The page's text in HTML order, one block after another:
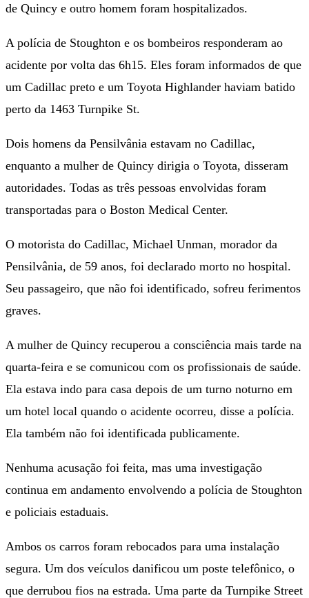
de Quincy e outro homem foram hospitalizados.
A polícia de Stoughton e os bombeiros responderam ao
acidente por volta das 6h15. Eles foram informados de que
um Cadillac preto e um Toyota Highlander haviam batido
perto da 1463 Turnpike St.
Dois homens da Pensilvânia estavam no Cadillac,
enquanto a mulher de Quincy dirigia o Toyota, disseram
autoridades. Todas as três pessoas envolvidas foram
transportadas para o Boston Medical Center.
O motorista do Cadillac, Michael Unman, morador da
Pensilvânia, de 59 anos, foi declarado morto no hospital.
Seu passageiro, que não foi identificado, sofreu ferimentos
graves.
A mulher de Quincy recuperou a consciência mais tarde na
quarta-feira e se comunicou com os profissionais de saúde.
Ela estava indo para casa depois de um turno noturno em
um hotel local quando o acidente ocorreu, disse a polícia.
Ela também não foi identificada publicamente.
Nenhuma acusação foi feita, mas uma investigação
continua em andamento envolvendo a polícia de Stoughton
e policiais estaduais.
Ambos os carros foram rebocados para uma instalação
segura. Um dos veículos danificou um poste telefônico, o
que derrubou fios na estrada. Uma parte da Turnpike Street